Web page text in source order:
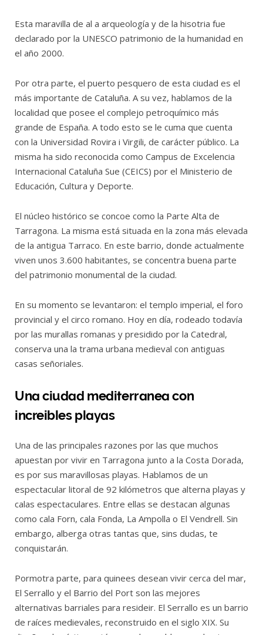
Esta maravilla de al a arqueología y de la hisotria fue
declarado por la UNESCO patrimonio de la humanidad en
el año 2000.
Por otra parte, el puerto pesquero de esta ciudad es el
más importante de Cataluña. A su vez, hablamos de la
localidad que posee el complejo petroquímico más
grande de España. A todo esto se le cuma que cuenta
con la Universidad Rovira i Virgili, de carácter público. La
misma ha sido reconocida como Campus de Excelencia
Internacional Cataluña Sue (CEICS) por el Ministerio de
Educación, Cultura y Deporte.
El núcleo histórico se concoe como la Parte Alta de
Tarragona. La misma está situada en la zona más elevada
de la antigua Tarraco. En este barrio, donde actualmente
viven unos 3.600 habitantes, se concentra buena parte
del patrimonio monumental de la ciudad.
En su momento se levantaron: el templo imperial, el foro
provincial y el circo romano. Hoy en día, rodeado todavía
por las murallas romanas y presidido por la Catedral,
conserva una la trama urbana medieval con antiguas
casas señoriales.
Una ciudad mediterranea con
increibles playas
Una de las principales razones por las que muchos
apuestan por vivir en Tarragona junto a la Costa Dorada,
es por sus maravillosas playas. Hablamos de un
espectacular litoral de 92 kilómetros que alterna playas y
calas espectaculares. Entre ellas se destacan algunas
como cala Forn, cala Fonda, La Ampolla o El Vendrell. Sin
embargo, alberga otras tantas que, sins dudas, te
conquistarán.
Pormotra parte, para quinees desean vivir cerca del mar,
El Serrallo y el Barrio del Port son las mejores
alternativas barriales para resideir. El Serrallo es un barrio
de raíces medievales, reconstruido en el siglo XIX. Su